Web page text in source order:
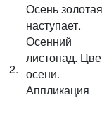
2.
Осень золотая
наступает.
Осенний
листопад.
осени.
Аппликация